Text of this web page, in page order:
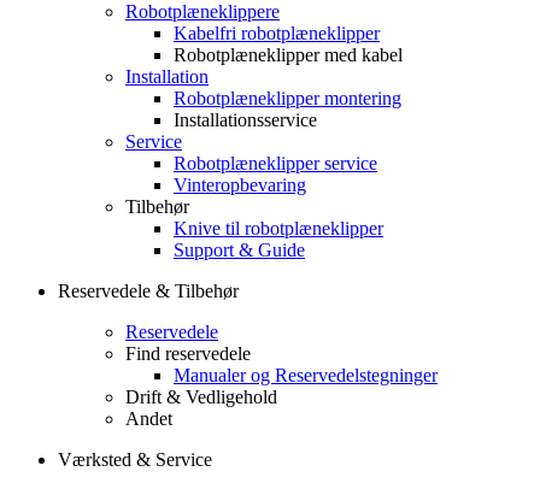
Robotplæneklippere
Kabelfri robotplæneklipper
Robotplæneklipper med kabel
Installation
Robotplæneklipper montering
Installationsservice
Service
Robotplæneklipper service
Vinteropbevaring
Tilbehør
Knive til robotplæneklipper
Support & Guide
Reservedele & Tilbehør
Reservedele
Find reservedele
Manualer og Reservedelstegninger
Drift & Vedligehold
Andet
Værksted & Service